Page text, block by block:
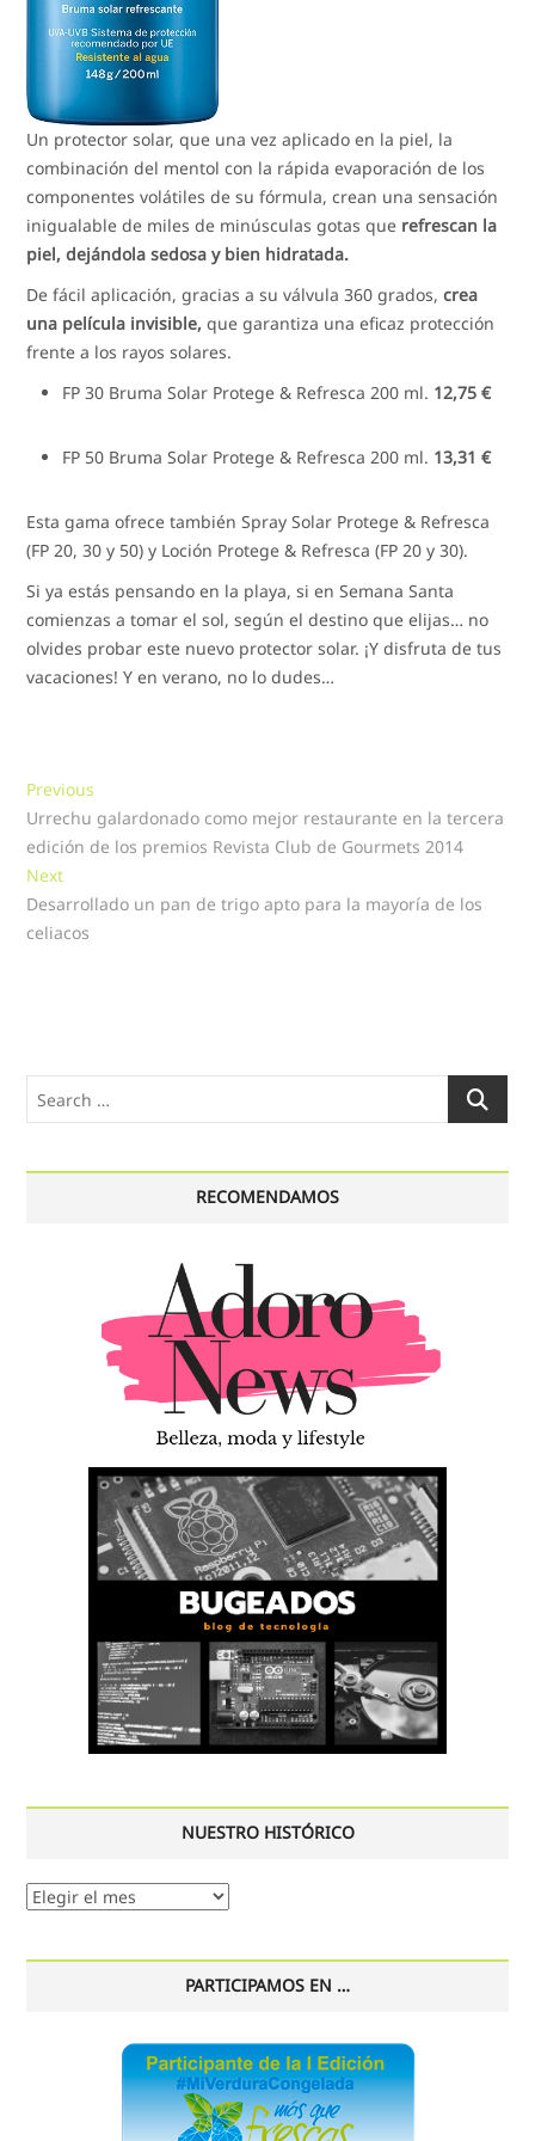
Un protector solar, que una vez aplicado en la piel, la
combinación del mentol con la rápida evaporación de los
componentes volátiles de su fórmula, crean una sensación
inigualable de miles de minúsculas gotas que refrescan la
piel, dejándola sedosa y bien hidratada.
De fácil aplicación, gracias a su válvula 360 grados,crea
una película invisible, que garantiza una eficaz protección
frente a los rayos solares.
FP 30 Bruma Solar Protege & Refresca 200 ml. 12,75 €
FP 50 Bruma Solar Protege & Refresca 200 ml. 13,31 €
Esta gama ofrece también Spray Solar Protege & Refresca
(FP 20, 30 y 50) y Loción Protege & Refresca (FP 20 y 30).
Si ya estás pensando en la playa, si en Semana Santa
comienzas a tomar el sol, según el destino que elijas… no
olvides probar este nuevo protector solar. ¡Y disfruta de tus
vacaciones! Y en verano, no lo dudes…
Navegación
de
entradas
Previous
post:
Urrechu galardonado como mejor restaurante en la tercera
edición de los premios Revista Club de Gourmets 2014
NextNext
post:
Desarrollado un pan de trigo apto para la mayoría de los
celiacos
Search
…
RECOMENDAMOS
NUESTRO HISTÓRICO
Nuestro
PARTICIPAMOS EN …